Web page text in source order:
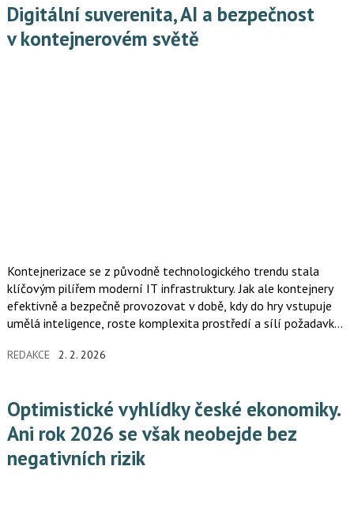
Digitální suverenita, AI a bezpečnost
v kontejnerovém světě
Kontejnerizace se z původně technologického trendu stala
klíčovým pilířem moderní IT infrastruktury. Jak ale kontejnery
efektivně a bezpečně provozovat v době, kdy do hry vstupuje
umělá inteligence, roste komplexita prostředí a sílí požadavky
dodavatelích?
REDAKCE 2. 2. 2026
Optimistické vyhlídky české ekonomiky.
Ani rok 2026 se však neobejde bez
negativních rizik